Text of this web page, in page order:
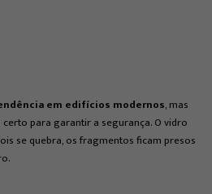
em edifícios modernos, mas
para garantir a segurança. O vidro
se quebra, os fragmentos ficam presos